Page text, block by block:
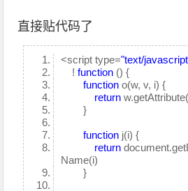
直接贴代码了
<script type="text/
!function () {
function o(w, v, i) {
return
}
function j(i) {
return
Name(i)
}